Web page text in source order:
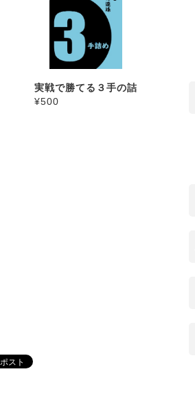
実戦で勝てる３手の詰
め連珠（著：中山智
¥500